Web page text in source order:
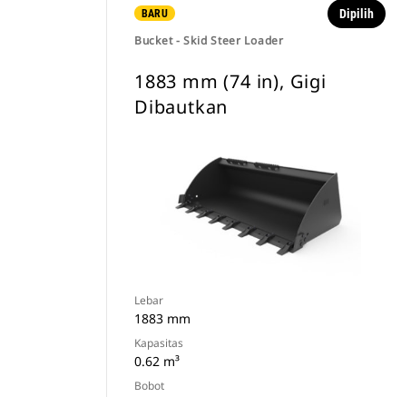
BARU
Bucket - Skid Steer Loader
Dipilih
1883 mm (74 in), Gigi
Dibautkan
Lebar
1883 mm
Kapasitas
0.62 m³
Bobot